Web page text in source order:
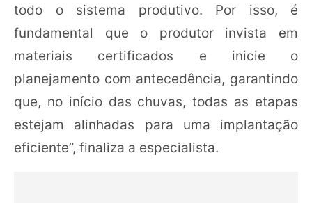
todo o sistema produtivo. Por isso, é
fundamental que o produtor invista em
materiais certificados e inicie o
planejamento com antecedência, garantindo
que, no início das chuvas, todas as etapas
estejam alinhadas para uma implantação
eficiente”, finaliza a especialista.